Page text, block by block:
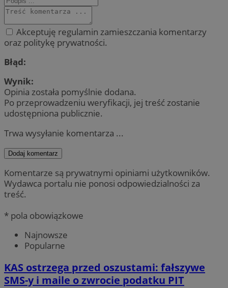
Akceptuję regulamin zamieszczania komentarzy
oraz politykę prywatności.
Błąd:
Wynik:
Opinia została pomyślnie dodana.
Po przeprowadzeniu weryfikacji, jej treść zostanie
udostępniona publicznie.
Trwa wysyłanie komentarza ...
Dodaj komentarz
Komentarze są prywatnymi opiniami użytkowników.
Wydawca portalu nie ponosi odpowiedzialności za
treść.
* pola obowiązkowe
Najnowsze
Popularne
KAS ostrzega przed oszustami: fałszywe
SMS-y i maile o zwrocie podatku PIT